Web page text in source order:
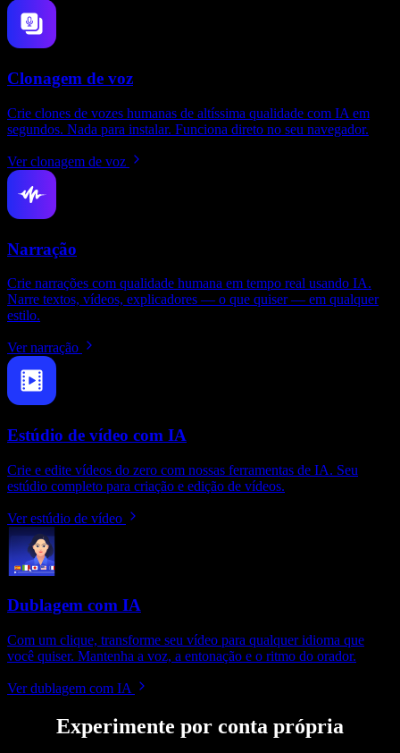
Clonagem de voz
Crie clones de vozes humanas de altíssima qualidade com IA em
segundos. Nada para instalar. Funciona direto no seu navegador.
Ver clonagem de voz
Narração
Crie narrações com qualidade humana em tempo real usando IA.
Narre textos, vídeos, explicadores — o que quiser — em qualquer
estilo.
Ver narração
Estúdio de vídeo com IA
Crie e edite vídeos do zero com nossas ferramentas de IA. Seu
estúdio completo para criação e edição de vídeos.
Ver estúdio de vídeo
Dublagem com IA
Com um clique, transforme seu vídeo para qualquer idioma que
você quiser. Mantenha a voz, a entonação e o ritmo do orador.
Ver dublagem com IA
Experimente por conta própria